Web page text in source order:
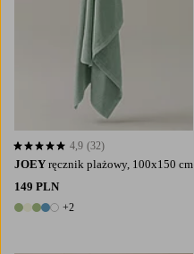
JOEY ręcznik plażowy, 100x150 cm
149 PLN
7 kolory
+2
4,9 opierając się na 32 ocenach
4,9 (32)